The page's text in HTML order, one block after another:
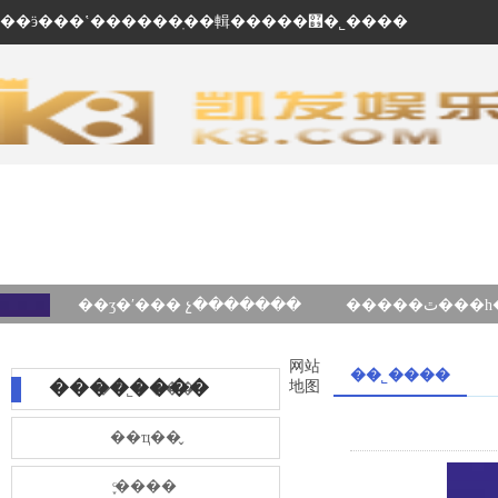
��ӭ���ʽ������ֽ��輯�����޹�˾����
��ʒ�ʹ��� չ�������
��������
��˾����
��ҵ��̬
֪ͨ����
��˾����
网站
地图